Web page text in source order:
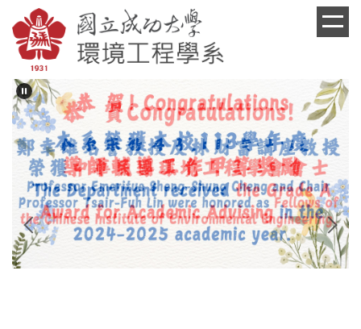
到
主
內
容
區